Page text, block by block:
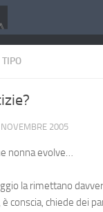
2005
nonna evolve…
la rimettano
conscia, chiede dei